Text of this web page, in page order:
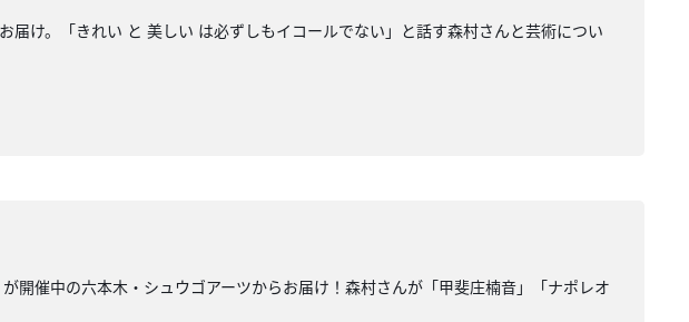
け。「きれい と 美しい は必ずしもイコールでない」と話す森村さんと芸術につい
開催中の六本木・シュウゴアーツからお届け！森村さんが「甲斐庄楠音」「ナポレオ